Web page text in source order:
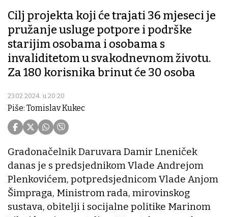
Cilj projekta koji će trajati 36 mjeseci je
pružanje usluge potpore i podrške
starijim osobama i osobama s
invaliditetom u svakodnevnom životu.
Za 180 korisnika brinut će 30 osoba
23.02.2024. u 20:20
Piše: Tomislav Kukec
Gradonačelnik Daruvara Damir Lneniček
danas je s predsjednikom Vlade Andrejom
Plenkovićem, potpredsjednicom Vlade Anjom
Šimpraga, Ministrom rada, mirovinskog
sustava, obitelji i socijalne politike Marinom